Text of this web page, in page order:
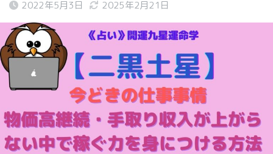
2022年5月3日 2025年2月21日